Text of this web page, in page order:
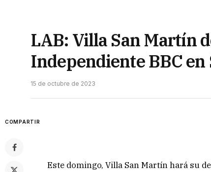
LAB: Villa San Martín
Independiente BBC
15 de octubre de 2023
COMPARTIR
Este domingo, Villa San Martín hará su